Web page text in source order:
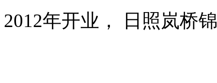
2012年开业， 日照岚